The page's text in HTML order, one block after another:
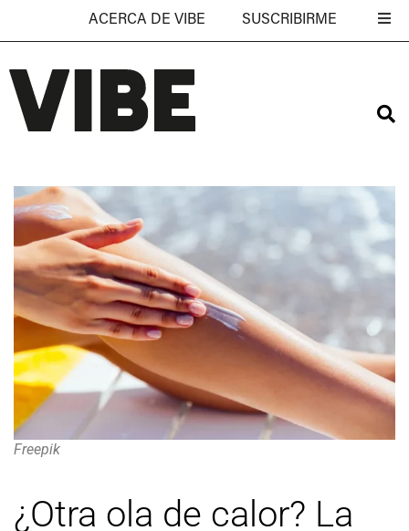
ACERCA DE VIBE SUSCRIBIRME
Freepik
¿Otra ola de calor? La